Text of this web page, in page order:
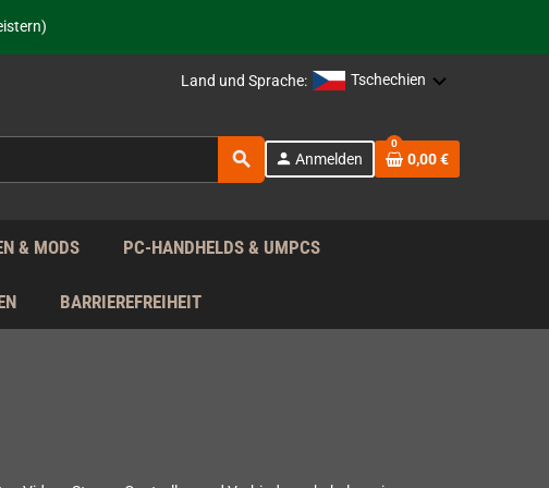
EU!
Land und Sprache: Tschechien
search person Anmelden
0
0,00 €
& MODS PC-HANDHELDS & UMPCS
BARRIEREFREIHEIT